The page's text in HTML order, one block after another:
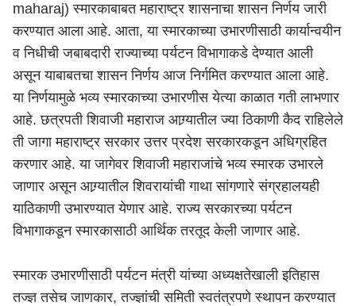
maharaj) स्मारकाबाबत महाराष्ट्र शासनाचा शासन निर्णय जारी
करण्यात आला आहे. आता, या स्मारकाच्या उभारणीसाठी कार्यान्वयीन
व निधीची जबाबदारी राज्याच्या पर्यटन विभागाकडे देण्यात आली
असून याबाबतचा शासन निर्णय आज निर्गमित करण्यात आला आहे.
या निर्णयामुळे भव्य स्मारकाच्या उभारणीस येत्या काळात गती लाभणार
आहे. छत्रपती शिवाजी महाराज आग्र्यातील ज्या ठिकाणी कैद राहिलेले
ती जागा महाराष्ट्र सरकार उत्तर प्रदेश सरकारकडून अधिग्रहित
करणार आहे. या जागेवर शिवाजी महाराजांचे भव्य स्मारक उभारले
जाणार असून आग्र्यातील शिवरायांची गाथा सांगणारे संग्रहालयही
याठिकाणी उभारण्यात येणार आहे. राज्य सरकारच्या पर्यटन
विभागाकडून स्मारकासाठी आर्थिक तरतूद केली जाणार आहे.
स्मारक उभारणीसाठी पर्यटन मंत्री यांच्या अध्यक्षतेखाली इतिहास
तज्ज्ञ तसेच जाणकार, तज्ज्ञांची समिती स्वतंत्रपणे स्थापन करण्यात